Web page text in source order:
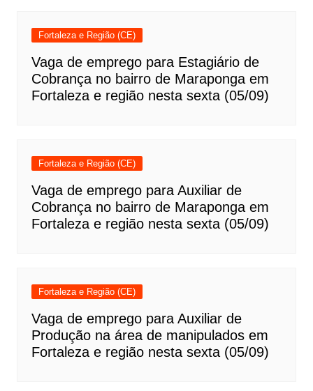
Fortaleza e Região (CE)
Vaga de emprego para Estagiário de
Cobrança no bairro de Maraponga em
Fortaleza e região nesta sexta (05/09)
Fortaleza e Região (CE)
Vaga de emprego para Auxiliar de
Cobrança no bairro de Maraponga em
Fortaleza e região nesta sexta (05/09)
Fortaleza e Região (CE)
Vaga de emprego para Auxiliar de
Produção na área de manipulados em
Fortaleza e região nesta sexta (05/09)